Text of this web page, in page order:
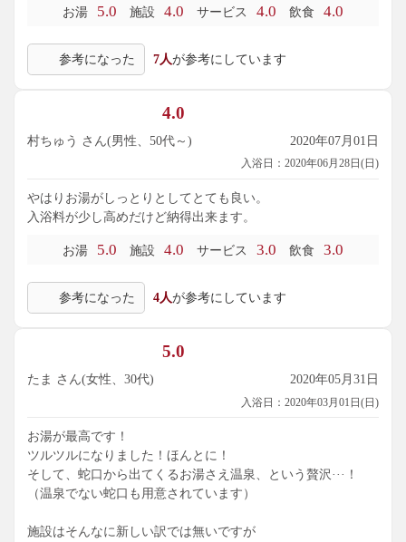
お湯 5.0 施設 4.0 サービス 4.0 飲食 4.0
参考になった 7人が参考にしています
4.0
村ちゅう さん(男性、50代～) 2020年07月01日
入浴日：2020年06月28日(日)
やはりお湯がしっとりとしてとても良い。
入浴料が少し高めだけど納得出来ます。
お湯 5.0 施設 4.0 サービス 3.0 飲食 3.0
参考になった 4人が参考にしています
5.0
たま さん(女性、30代) 2020年05月31日
入浴日：2020年03月01日(日)
お湯が最高です！
ツルツルになりました！ほんとに！
そして、蛇口から出てくるお湯さえ温泉、という贅沢···！
（温泉でない蛇口も用意されています）
施設はそんなに新しい訳では無いですが